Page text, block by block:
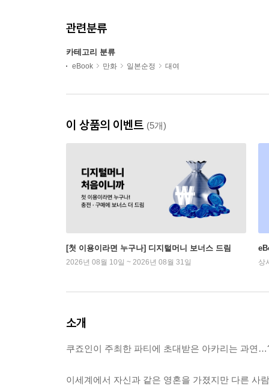
관련분류
카테고리 분류
eBook 만화 일본순정 대여
이 상품의 이벤트 (5개)
[첫 이용이라면 누구나] 디지털머니 보너스 드림
2026년 08월 10일 ~ 2026년 08월 31일 상
소개
쿠죠인이 주최한 파티에 초대받은 아카리는 과연
이세계에서 자신과 같은 영혼을 가졌지만 다른